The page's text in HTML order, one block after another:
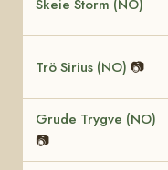
Skeie Storm (NO)
Trö Sirius (NO) 📷
Grude Trygve (NO)
📷